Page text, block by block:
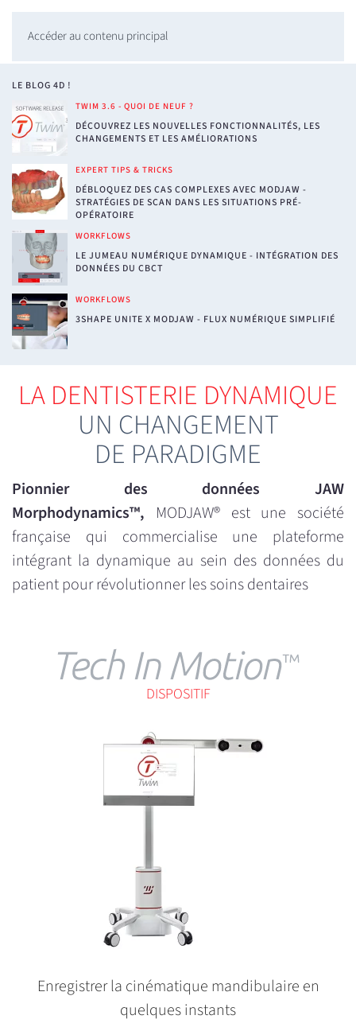
Accéder au contenu principal
LE BLOG 4D !
TWIM 3.6 - QUOI DE NEUF ?
DÉCOUVREZ LES NOUVELLES FONCTIONNALITÉS, LES
CHANGEMENTS ET LES AMÉLIORATIONS
EXPERT TIPS & TRICKS
DÉBLOQUEZ DES CAS COMPLEXES AVEC MODJAW -
STRATÉGIES DE SCAN DANS LES SITUATIONS PRÉ-
OPÉRATOIRE
WORKFLOWS
LE JUMEAU NUMÉRIQUE DYNAMIQUE - INTÉGRATION DES
DONNÉES DU CBCT
WORKFLOWS
3SHAPE UNITE X MODJAW - FLUX NUMÉRIQUE SIMPLIFIÉ
LA DENTISTERIE DYNAMIQUE
UN CHANGEMENT
DE PARADIGME
Pionnier des données JAW
Morphodynamics™, MODJAW®️ est une société
française qui commercialise une plateforme
intégrant la dynamique au sein des données du
patient pour révolutionner les soins dentaires
DISPOSITIF
Enregistrer la cinématique mandibulaire en
quelques instants